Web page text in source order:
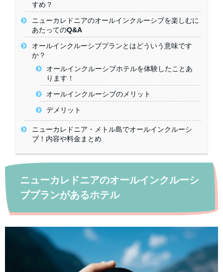
すめ？
ニューカレドニアのオールインクルーシブを楽しむに
あたってのQ&A
オールインクルーシブプランとはどういう意味です
か？
オールインクルーシブホテルを体験したことあ
ります！
オールインクルーシブのメリット
デメリット
ニューカレドニア・メトル島でオールインクルーシ
ブ！内容や料金まとめ
ニューカレドニアのオールインクルーシ
ブプランがあるホテル